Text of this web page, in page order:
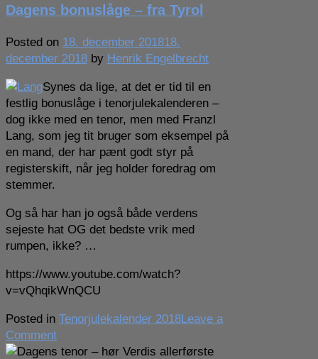
–
indspillede
12.000
Dagens bonuslåge – fra Tyrol
Posted on 18. december 201818.
december 2018 by Henrik Engelbrecht
Synes da lige, at det er tid til en
festlig bonuslåge i tenorjulekalenderen –
dog ikke med en tenor, men med Franzl
Lang, som jeg tit bruger som eksempel på
en mand, der har pænt godt styr på
registerskift, når jeg holder foredrag om
stemmer.
Og så har han jo også både verdens
sejeste hat OG det bedste vrik med
rumpen, ikke? …
https://www.youtube.com/watch?
v=vQhqikWnQCU
Posted in Tenorjulekalender 2018Leave a
Commenton
Dagens